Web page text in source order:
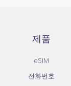
제품
eSIM
전화번호